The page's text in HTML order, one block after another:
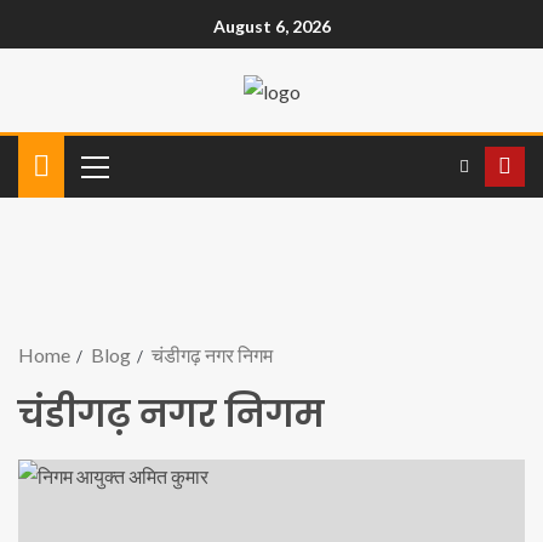
August 6, 2026
Home Blog चंडीगढ़ नगर निगम
चंडीगढ़ नगर निगम